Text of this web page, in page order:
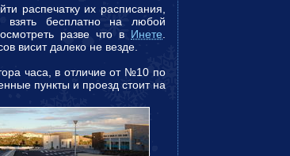
распечатку их расписания,
бесплатно на любой
разве что в Инете
висит далеко не везде.
часа, в отличие от №10 по
пункты и проезд стоит на